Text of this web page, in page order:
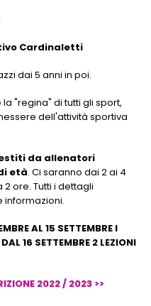
Cardinaletti
dai 5 anni in poi.
"regina" di tutti gli sport,
dell'attività sportiva
da allenatori
età. Ci saranno dai 2 ai 4
ore. Tutti i dettagli
informazioni.
AL 15 SETTEMBRE I
16 SETTEMBRE 2 LEZIONI
2022 / 2023 >>